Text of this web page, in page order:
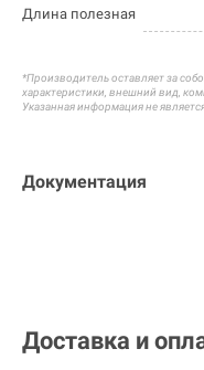
Длина полезная
*Производитель оставляет за
характеристики, внешний вид,
Указанная информация не
Документация
Доставка и